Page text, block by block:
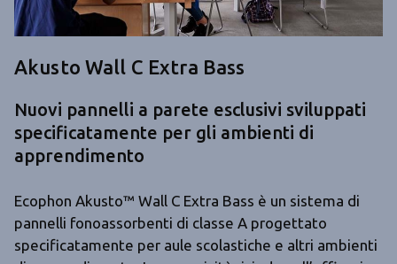
Akusto Wall C Extra Bass
Nuovi pannelli a parete esclusivi sviluppati
specificatamente per gli ambienti di
apprendimento
Ecophon Akusto™ Wall C Extra Bass è un sistema di
pannelli fonoassorbenti di classe A progettato
specificatamente per aule scolastiche e altri ambienti